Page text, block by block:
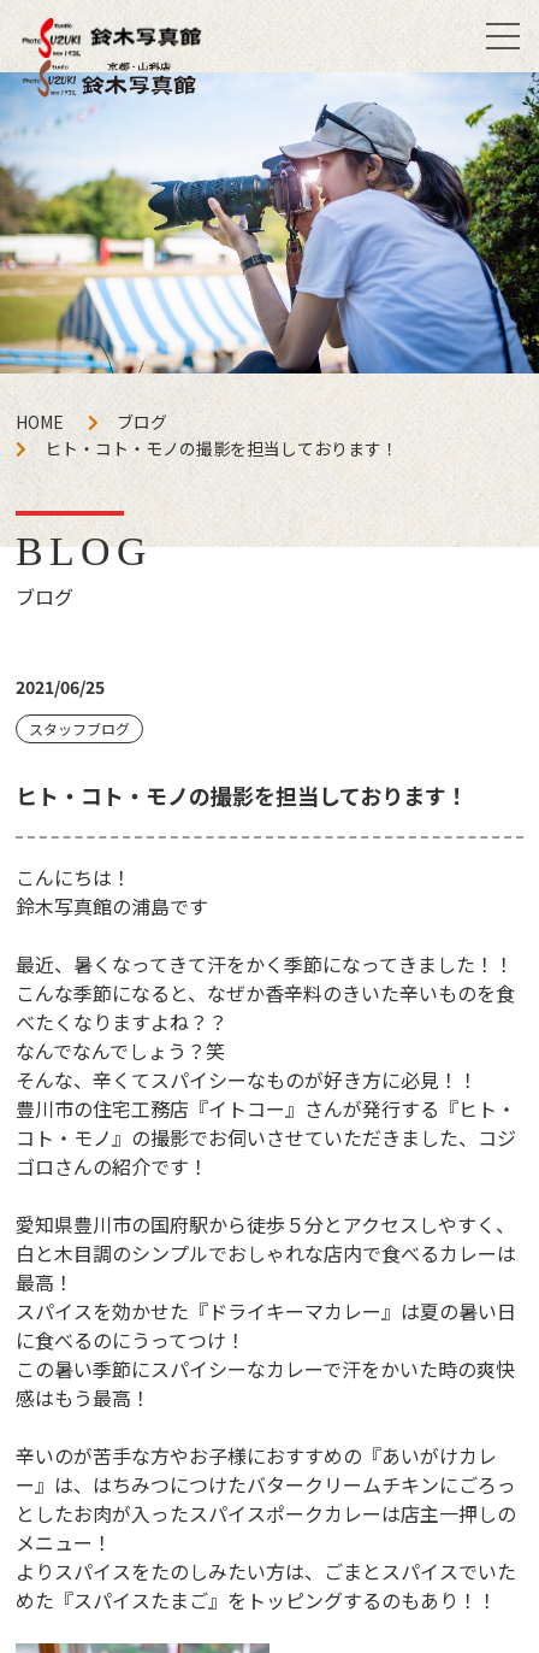
HOME
ブログ
ヒト・コト・モノの撮影を担当しております！
BLOG
ブログ
2021/06/25
スタッフブログ
ヒト・コト・モノの撮影を担当しております！
こんにちは！
鈴木写真館の浦島です
最近、暑くなってきて汗をかく季節になってきました！！
こんな季節になると、なぜか香辛料のきいた辛いものを食
べたくなりますよね？？
なんでなんでしょう？笑
そんな、辛くてスパイシーなものが好き方に必見！！
豊川市の住宅工務店『イトコー』さんが発行する『ヒト・
コト・モノ』の撮影でお伺いさせていただきました、コジ
ゴロさんの紹介です！
愛知県豊川市の国府駅から徒歩５分とアクセスしやすく、
白と木目調のシンプルでおしゃれな店内で食べるカレーは
最高！
スパイスを効かせた『ドライキーマカレー』は夏の暑い日
に食べるのにうってつけ！
この暑い季節にスパイシーなカレーで汗をかいた時の爽快
感はもう最高！
辛いのが苦手な方やお子様におすすめの『あいがけカレ
ー』は、はちみつにつけたバタークリームチキンにごろっ
としたお肉が入ったスパイスポークカレーは店主一押しの
メニュー！
よりスパイスをたのしみたい方は、ごまとスパイスでいた
めた『スパイスたまご』をトッピングするのもあり！！